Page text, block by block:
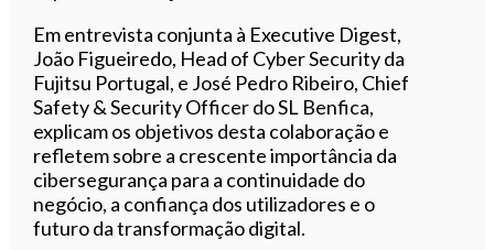
Em entrevista conjunta à Executive Digest,
João Figueiredo, Head of Cyber Security da
Fujitsu Portugal, e José Pedro Ribeiro, Chief
Safety & Security Officer do SL Benfica,
explicam os objetivos desta colaboração e
refletem sobre a crescente importância da
cibersegurança para a continuidade do
negócio, a confiança dos utilizadores e o
futuro da transformação digital.